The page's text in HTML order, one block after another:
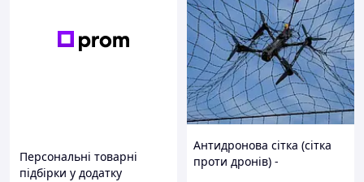
Персональні товарні
підбірки у додатку
Антидронова сітка (сітка
проти дронів) -